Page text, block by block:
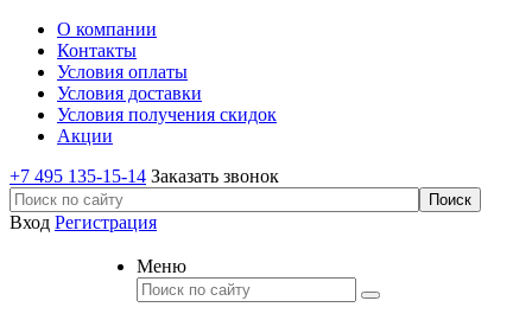
О компании
Контакты
Условия оплаты
Условия доставки
Условия получения скидок
Акции
+7 495 135-15-14 Заказать звонок
Вход Регистрация
Меню